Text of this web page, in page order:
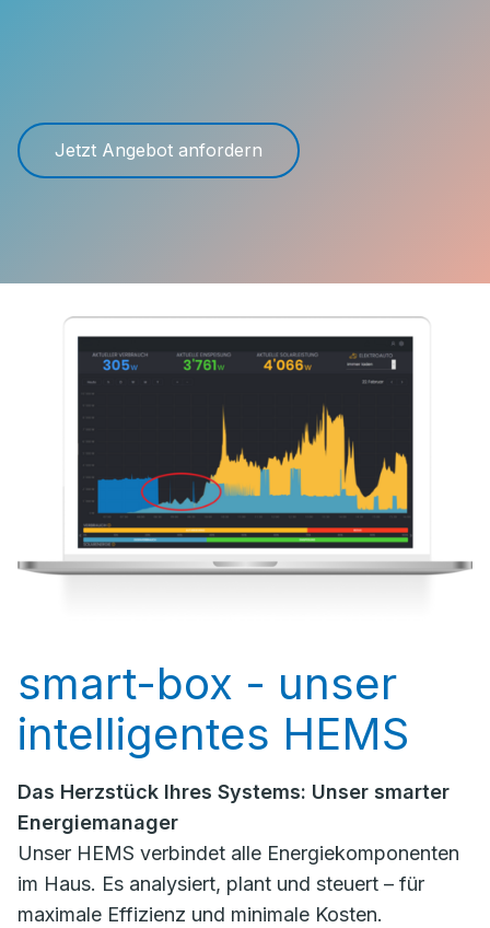
Jetzt Angebot anfordern
smart-box - unser
intelligentes HEMS
Das Herzstück Ihres Systems: Unser smarter
Energiemanager
Unser HEMS verbindet alle Energiekomponenten
im Haus. Es analysiert, plant und steuert – für
maximale Effizienz und minimale Kosten.